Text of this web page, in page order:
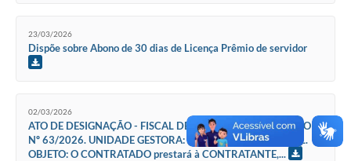
23/03/2026
Dispõe sobre Abono de 30 dias de Licença Prêmio de servidor
02/03/2026
ATO DE DESIGNAÇÃO - FISCAL DE CONTRATOS CONTRATO
Nº 63/2026. UNIDADE GESTORA: PREFEITURA MUNICIPAL.
OBJETO: O CONTRATADO prestará à CONTRATANTE,...